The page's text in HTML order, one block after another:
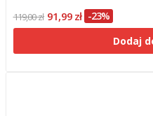
119,00 zł 91,99 zł -23%
Dodaj